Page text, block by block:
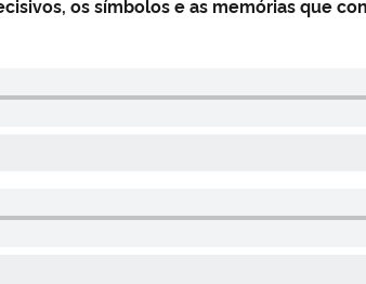
os símbolos e as memórias que